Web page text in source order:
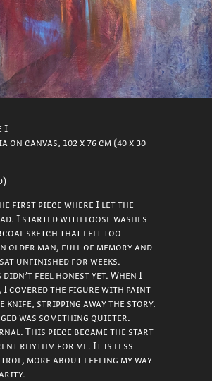
I
on canvas, 102 x 76 cm (40 x 30
first piece where I let the
I started with loose washes
sketch that felt too
older man, full of memory and
unfinished for weeks.
didn’t feel honest yet. When I
I covered the figure with paint
knife, stripping away the story.
was something quieter.
This piece became the start
rhythm for me. It is less
more about feeling my way